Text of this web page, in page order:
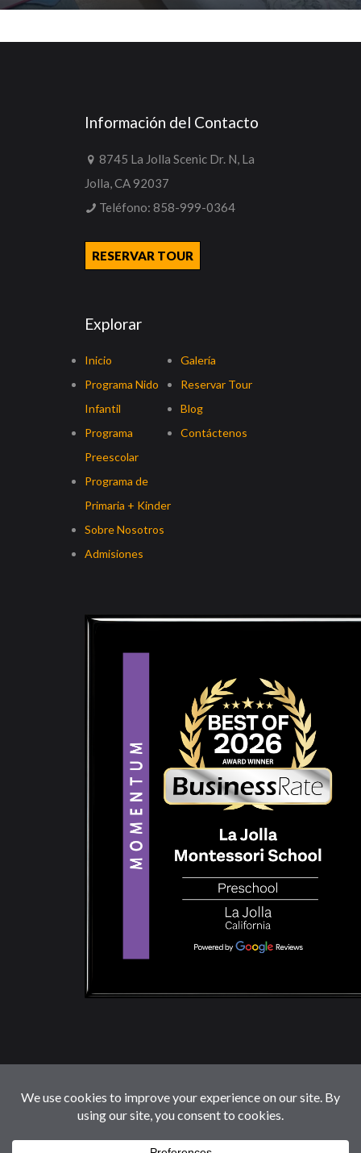
Información del Contacto
8745 La Jolla Scenic Dr. N, La
Jolla, CA 92037
Teléfono: 858-999-0364
RESERVAR TOUR
Explorar
Inicio
Programa Nido
Infantil
Programa
Preescolar
Programa de
Primaria + Kinder
Sobre Nosotros
Admisiones
Galería
Reservar Tour
Blog
Contáctenos
© 2026 LaJollaMontessoriSchool.com. Reservados
Todos Los Derechos.